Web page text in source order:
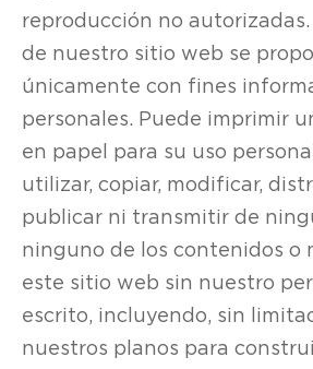
reproducción no
de nuestro sitio web se
únicamente con fines
personales. Puede imprimir
en papel para su uso
utilizar, copiar, modificar,
publicar ni transmitir de
ninguno de los contenidos o
este sitio web sin nuestro
escrito, incluyendo, sin
nuestros planos para